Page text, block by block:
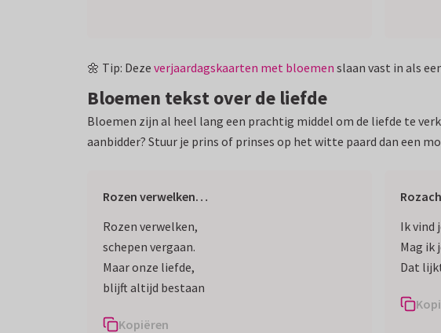
🌼 Tip: Deze verjaardagskaarten met bloemen slaan vast in als
Bloemen tekst over de liefde
Bloemen zijn al heel lang een prachtig middel om de liefde te
aanbidder? Stuur je prins of prinses op het witte paard dan een
Rozen verwelken…
Rozen verwelken,
schepen vergaan.
Maar onze liefde,
blijft altijd bestaan
Kopiëren
Ik vind
Mag ik
Dat